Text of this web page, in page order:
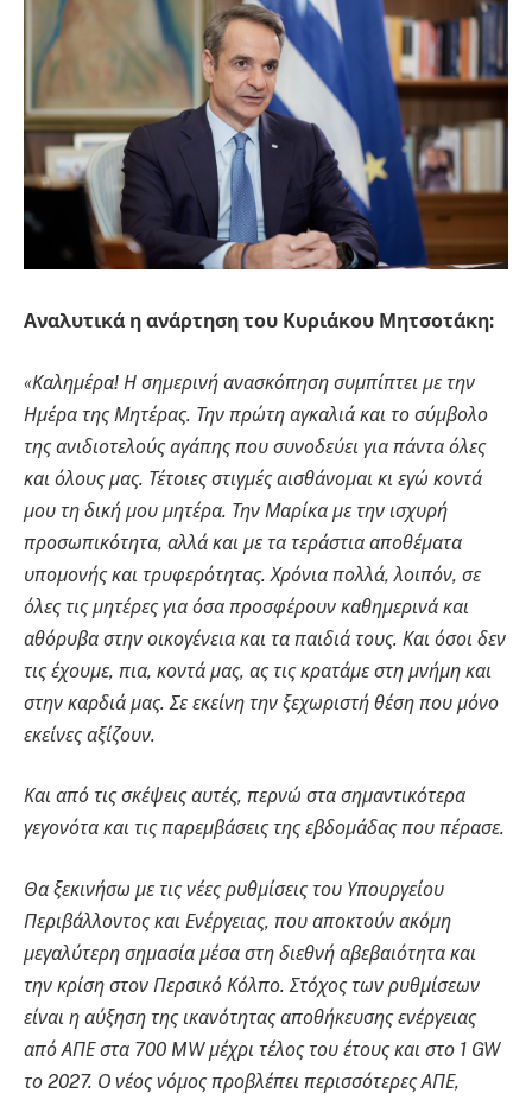
Αναλυτικά η ανάρτηση του Κυριάκου Μητσοτάκη:
«Καλημέρα! Η σημερινή ανασκόπηση συμπίπτει με την
Ημέρα της Μητέρας. Την πρώτη αγκαλιά και το σύμβολο
της ανιδιοτελούς αγάπης που συνοδεύει για πάντα όλες
και όλους μας. Τέτοιες στιγμές αισθάνομαι κι εγώ κοντά
μου τη δική μου μητέρα. Την Μαρίκα με την ισχυρή
προσωπικότητα, αλλά και με τα τεράστια αποθέματα
υπομονής και τρυφερότητας. Χρόνια πολλά, λοιπόν, σε
όλες τις μητέρες για όσα προσφέρουν καθημερινά και
αθόρυβα στην οικογένεια και τα παιδιά τους. Και όσοι δεν
τις έχουμε, πια, κοντά μας, ας τις κρατάμε στη μνήμη και
στην καρδιά μας. Σε εκείνη την ξεχωριστή θέση που μόνο
εκείνες αξίζουν.
Και από τις σκέψεις αυτές, περνώ στα σημαντικότερα
γεγονότα και τις παρεμβάσεις της εβδομάδας που πέρασε.
Θα ξεκινήσω με τις νέες ρυθμίσεις του Υπουργείου
Περιβάλλοντος και Ενέργειας, που αποκτούν ακόμη
μεγαλύτερη σημασία μέσα στη διεθνή αβεβαιότητα και
την κρίση στον Περσικό Κόλπο. Στόχος των ρυθμίσεων
είναι η αύξηση της ικανότητας αποθήκευσης ενέργειας
από ΑΠΕ στα 700 MW μέχρι τέλος του έτους και στο 1 GW
το 2027. Ο νέος νόμος προβλέπει περισσότερες ΑΠΕ,